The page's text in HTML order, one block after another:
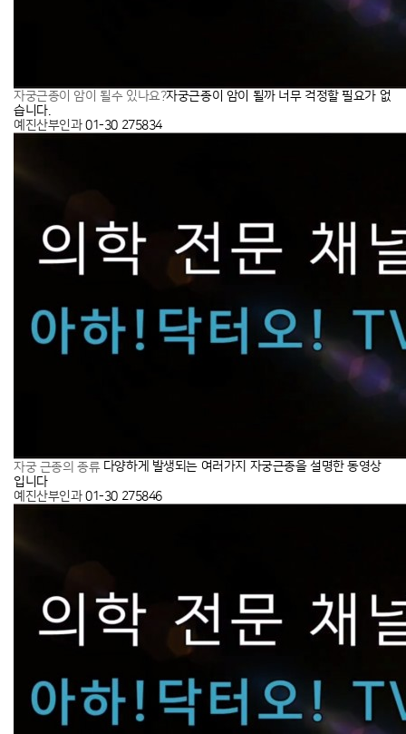
자궁근종이 암이 될수 있나요?​자궁근종이 암이 될까 너무 걱정할 필요가 없
습니다.
예진산부인과 01-30 275834
자궁 근종의 종류 다양하게 발생되는 여러가지 자궁근종을 설명한 동영상
입니다
예진산부인과 01-30 275846